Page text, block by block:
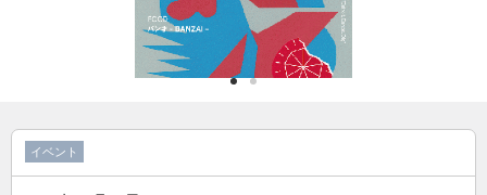
イベント